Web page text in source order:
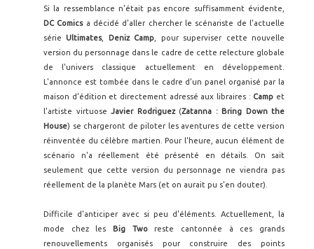
Si la ressemblance n'était pas encore suffisamment évidente,
DC Comicsa décidé d'aller chercher le scénariste de l'actuelle
sérieUltimates, Deniz Camp , pour superviser cette nouvelle
version du personnage dans le cadre de cette relecture globale
de l'univers classique actuellement en développement.
L'annonce est tombée dans le cadre d'un panel organisé par la
maison d'édition et directement adressé aux libraires : Camp et
l'artiste virtuose Javier Rodriguez(Zatanna : Bring Down the
House) se chargeront de piloter les aventures de cette version
réinventée du célèbre martien. Pour l'heure, aucun élément de
scénario n'a réellement été présenté en détails. On sait
seulement que cette version du personnage ne viendra pas
réellement de la planète Mars (et on aurait pu s'en douter).
Difficile d'anticiper avec si peu d'éléments. Actuellement, la
mode chez les
Big Tworeste cantonnée à ces grands
renouvellements organisés pour construire des points